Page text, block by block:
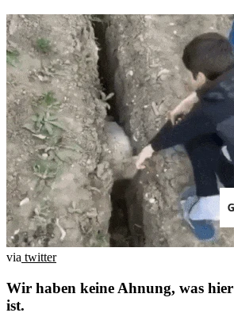
via twitter
Wir haben keine Ahnung, was
ist.